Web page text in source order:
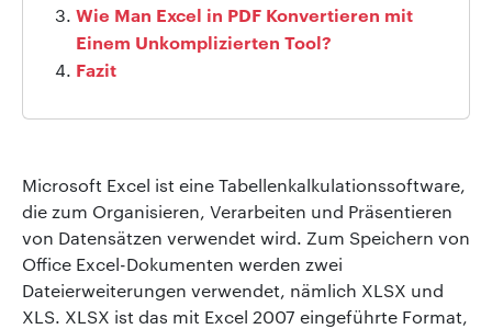
Wie Man Excel in PDF Konvertieren mit
Einem Unkomplizierten Tool?
Fazit
Microsoft Excel ist eine Tabellenkalkulationssoftware,
die zum Organisieren, Verarbeiten und Präsentieren
von Datensätzen verwendet wird. Zum Speichern von
Office Excel-Dokumenten werden zwei
Dateierweiterungen verwendet, nämlich XLSX und
XLS. XLSX ist das mit Excel 2007 eingeführte Format,